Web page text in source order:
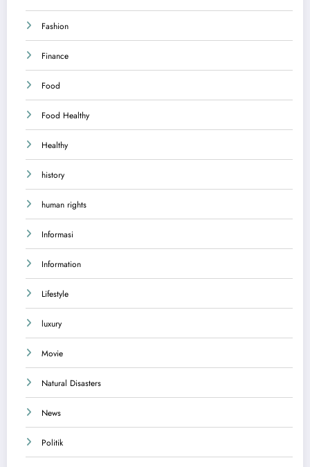
Fashion
Finance
Food
Food Healthy
Healthy
history
human rights
Informasi
Information
Lifestyle
luxury
Movie
Natural Disasters
News
Politik